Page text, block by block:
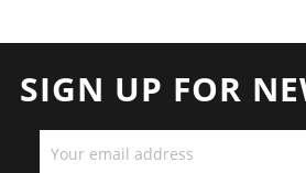
SIGN UP FOR